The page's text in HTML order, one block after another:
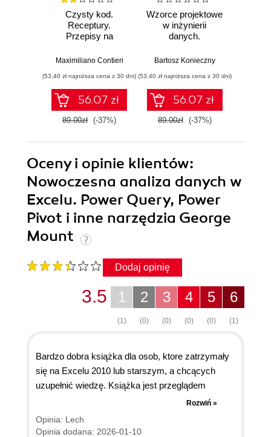
Czysty kod.
Receptury.
Przepisy na
struktury i jakości
Maximiliano Contieri
(53,40 zł najniższa cena z 30 dni)
56.07 zł
89.00zł (-37%)
Wzorce projektowe
w inżynierii
danych.
rozwiązania i dobre
Bartosz Konieczny
(53,40 zł najniższa cena z 30 dni)
56.07 zł
89.00zł (-37%)
Oceny i opinie klientów:
Nowoczesna analiza danych w
Excelu. Power Query, Power
Pivot i inne narzędzia George
Mount
Dodaj opinię
6
(1)
5
(0)
4
(0)
3
(0)
2
(0)
1
(1)
3.5
Bardzo dobra książka dla osob, ktore zatrzymały
się na Excelu 2010 lub starszym, a chcących
uzupełnić wiedzę. Książka jest przeglądem
nowych narzędzi analizy danych: tabele nazwane,
Power Query, Power Pivot, język DAX,
dynamiczne funkcje tablicowe, Analyze Data,
Rozwiń »
Opinia: Lech
Opinia dodana: 2026-01-10